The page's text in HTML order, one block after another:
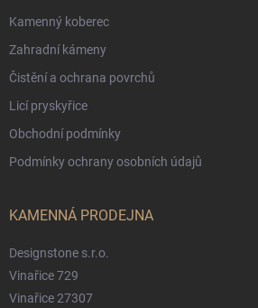
Kamenný koberec
Zahradní kámeny
Čistění a ochrana povrchů
Licí pryskyřice
Obchodní podmínky
Podmínky ochrany osobních údajů
KAMENNÁ PRODEJNA
Designstone s.r.o.
Vinařice 729
Vinařice 27307